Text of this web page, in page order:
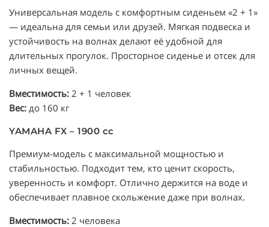
Универсальная модель с комфортным сиденьем «2 + 1»
— идеальна для семьи или друзей. Мягкая подвеска и
устойчивость на волнах делают её удобной для
длительных прогулок. Просторное сиденье и отсек для
личных вещей.
Вместимость: 2 + 1 человек
Вес: до 160 кг
YAMAHA FX – 1900 cc
Премиум-модель с максимальной мощностью и
стабильностью. Подходит тем, кто ценит скорость,
уверенность и комфорт. Отлично держится на воде и
обеспечивает плавное скольжение даже при волнах.
Вместимость: 2 человека